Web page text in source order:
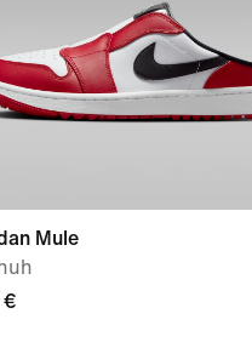
Mule
€